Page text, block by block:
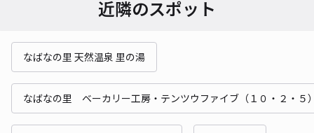
近隣のスポット
なばなの里 天然温泉 里の湯
なばなの里 ベーカリー工房・テンツウファイブ（１０・２・５